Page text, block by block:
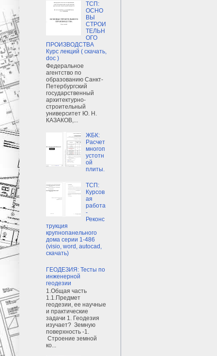
ТСП:
ОСНО
ВЫ
СТРОИ
ТЕЛЬН
ОГО
ПРОИЗВОДСТВА
Курс лекций ( скачать,
doc )
Федеральное
агентство по
образованию Санкт-
Петербургский
государственный
архитектурно-
строительный
университет Ю. Н.
КАЗАКОВ,...
ЖБК:
Расчет
многоп
устотн
ой
плиты.
ТСП:
Курсов
ая
работа
-
Реконс
трукция
крупнопанельного
дома серии 1-486
(visio, word, autocad,
скачать)
ГЕОДЕЗИЯ: Тесты по
инженерной
геодезии
1.Общая часть
1.1.Предмет
геодезии, ее научные
и практические
задачи 1. Геодезия
изучает? Земную
поверхность -1.
Строение земной
ко...